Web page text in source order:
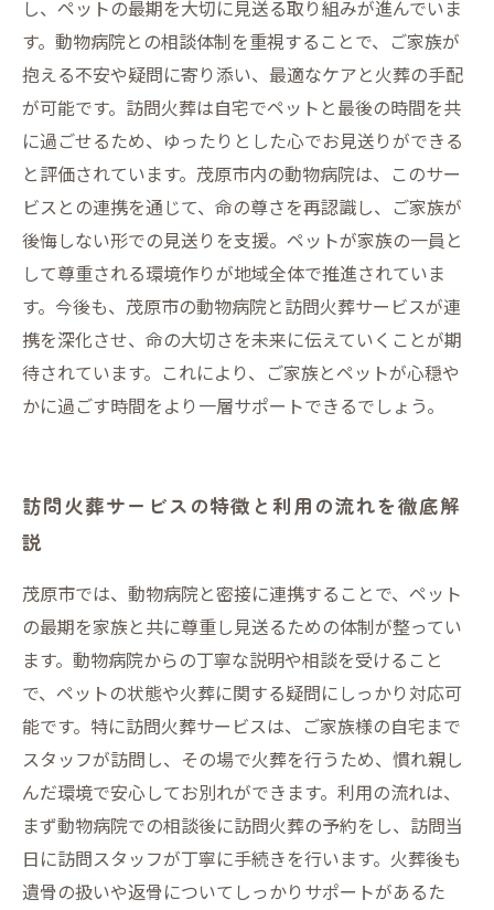
し、ペットの最期を大切に見送る取り組みが進んでいま
す。動物病院との相談体制を重視することで、ご家族が
抱える不安や疑問に寄り添い、最適なケアと火葬の手配
が可能です。訪問火葬は自宅でペットと最後の時間を共
に過ごせるため、ゆったりとした心でお見送りができる
と評価されています。茂原市内の動物病院は、このサー
ビスとの連携を通じて、命の尊さを再認識し、ご家族が
後悔しない形での見送りを支援。ペットが家族の一員と
して尊重される環境作りが地域全体で推進されていま
す。今後も、茂原市の動物病院と訪問火葬サービスが連
携を深化させ、命の大切さを未来に伝えていくことが期
待されています。これにより、ご家族とペットが心穏や
かに過ごす時間をより一層サポートできるでしょう。
訪問火葬サービスの特徴と利用の流れを徹底解
説
茂原市では、動物病院と密接に連携することで、ペット
の最期を家族と共に尊重し見送るための体制が整ってい
ます。動物病院からの丁寧な説明や相談を受けること
で、ペットの状態や火葬に関する疑問にしっかり対応可
能です。特に訪問火葬サービスは、ご家族様の自宅まで
スタッフが訪問し、その場で火葬を行うため、慣れ親し
んだ環境で安心してお別れができます。利用の流れは、
まず動物病院での相談後に訪問火葬の予約をし、訪問当
日に訪問スタッフが丁寧に手続きを行います。火葬後も
遺骨の扱いや返骨についてしっかりサポートがあるた